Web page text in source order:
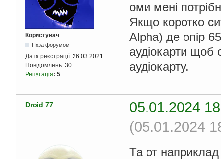
Користувач
Поза форумом
Дата реєстрації: 26.03.2021
Повідомлень: 30
Репутація: 5
оми мені
Якщо коротко
Alpha) де опір
аудіокарти щоб
аудіокарту.
Droid 77
05.01.2024
(05.01.2024
Та от